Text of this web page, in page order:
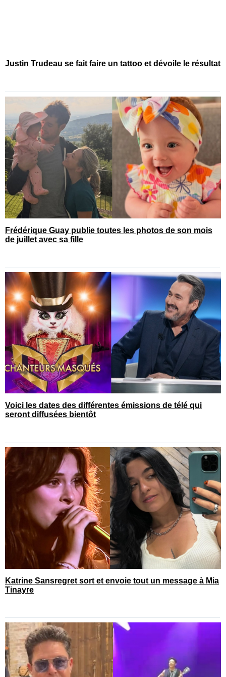
Justin Trudeau se fait faire un tattoo et dévoile le résultat
Frédérique Guay publie toutes les photos de son mois
de juillet avec sa fille
Voici les dates des différentes émissions de télé qui
seront diffusées bientôt
Katrine Sansregret sort et envoie tout un message à Mia
Tinayre